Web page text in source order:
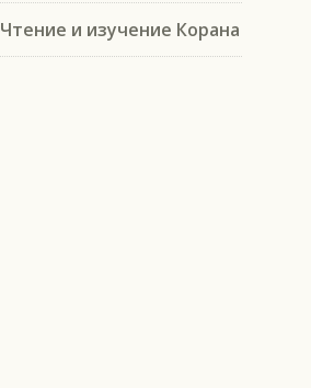
Чтение и изучение Корана